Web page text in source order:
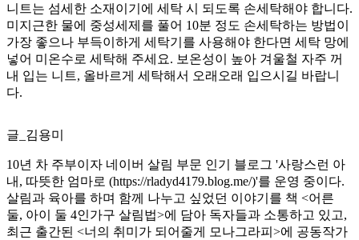
니트는 섬세한 소재이기에 세탁 시 되도록 손세탁해야 합니다.
미지근한 물에 중성세제를 풀어 10분 정도 손세탁하는 방법이
가장 좋으나 부득이하게 세탁기를 사용해야 한다면 세탁 망에
넣어 미온수로 세탁해 주세요. 보온성이 높아 겨울철 자주 꺼
내 입는 니트, 올바르게 세탁해서 오래오래 입으시길 바랍니
다.
글_김용미
10년 차 주부이자 네이버 살림 부문 인기 블로그 '사랑스런 아
내, 따뜻한 엄마로 (https://rladyd4179.blog.me/)'를 운영 중이다.
살림과 육아를 하며 함께 나누고 싶었던 이야기를 책 <어른
둘, 아이 둘 4인가구 살림법>에 담아 독자들과 소통하고 있고,
최근 출간된 <너의 취미가 되어줄게 모나그라피>에 공동작가